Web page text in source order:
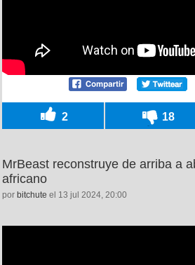
2 18
MrBeast reconstruye de arriba a
africano
por bitchute el 13 jul 2024, 20:00